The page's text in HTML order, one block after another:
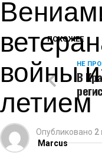
ПОХОЖЕЕ
НЕ
В
войны
летием
Опубликовано 2
Marcus